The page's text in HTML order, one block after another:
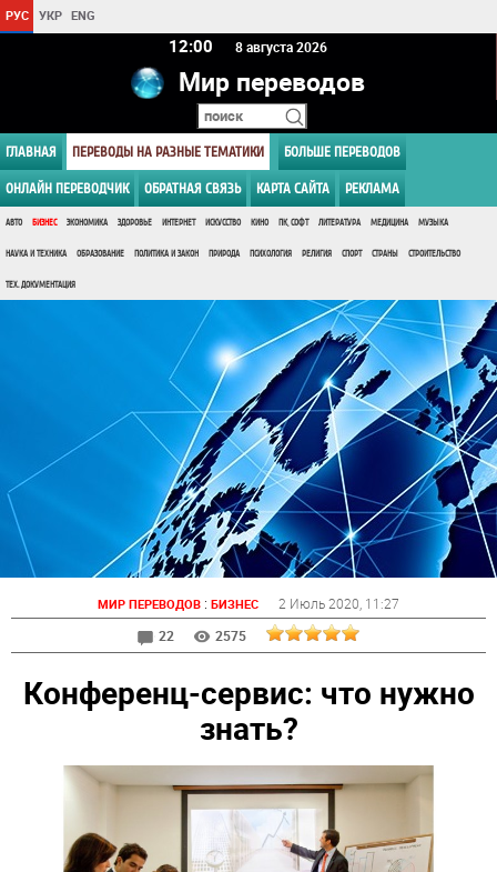
РУС УКР ENG
12:00 8 августа 2026
Мир переводов
ГЛАВНАЯ ПЕРЕВОДЫ НА РАЗНЫЕ ТЕМАТИКИ БОЛЬШЕ ПЕРЕВОДОВ
ОНЛАЙН ПЕРЕВОДЧИК ОБРАТНАЯ СВЯЗЬ КАРТА САЙТА РЕКЛАМА
АВТО БИЗНЕС ЭКОНОМИКА ЗДОРОВЬЕ ИНТЕРНЕТ ИСКУССТВО КИНО ПК, СОФТ ЛИТЕРАТУРА МЕДИЦИНА МУЗЫКА
НАУКА И ТЕХНИКА ОБРАЗОВАНИЕ ПОЛИТИКА И ЗАКОН ПРИРОДА ПСИХОЛОГИЯ РЕЛИГИЯ СПОРТ СТРАНЫ СТРОИТЕЛЬСТВО
ТЕХ. ДОКУМЕНТАЦИЯ
МИР ПЕРЕВОДОВ : БИЗНЕС 2 Июль 2020 , 11:27
22
2575
Конференц-сервис: что нужно
знать?